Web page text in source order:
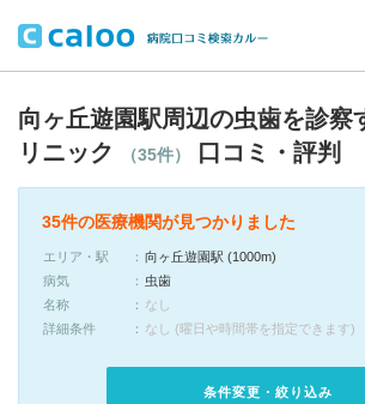
向ヶ丘遊園駅周辺の虫歯を診察
リニック
（35件） 口コミ・評判
35件の医療機関が見つかりました
エリア・駅
向ヶ丘遊園駅 (1000m)
病気
虫歯
名称
なし
詳細条件
なし (曜日や時間帯を指定できます)
条件変更・絞り込み